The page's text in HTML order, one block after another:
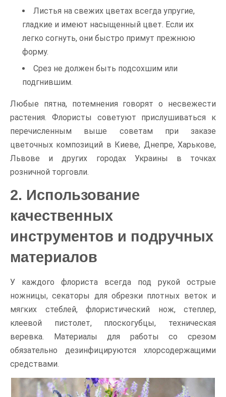
Листья на свежих цветах всегда упругие,
гладкие и имеют насыщенный цвет. Если их
легко согнуть, они быстро примут прежнюю
форму.
Срез не должен быть подсохшим или
подгнившим.
Любые пятна, потемнения говорят о несвежести
растения. Флористы советуют прислушиваться к
перечисленным выше советам при заказе
цветочных композиций в Киеве, Днепре, Харькове,
Львове и других городах Украины в точках
розничной торговли.
2. Использование
качественных
инструментов и подручных
материалов
У каждого флориста всегда под рукой острые
ножницы, секаторы для обрезки плотных веток и
мягких стеблей, флористический нож, степлер,
клеевой пистолет, плоскогубцы, техническая
веревка. Материалы для работы со срезом
обязательно дезинфицируются хлорсодержащими
средствами.